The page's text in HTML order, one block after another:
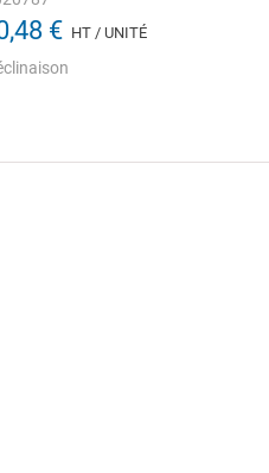
€ HT / UNITÉ
59,91 € HT / UNITÉ
disponibilité